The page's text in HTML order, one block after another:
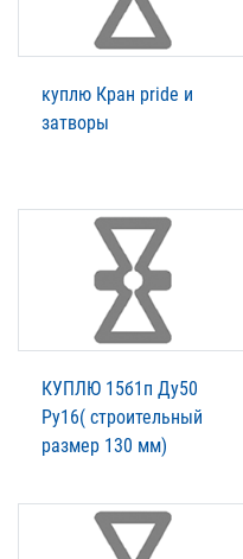
куплю Кран pride и
затворы
КУПЛЮ 15б1п Ду50
Ру16( строительный
размер 130 мм)